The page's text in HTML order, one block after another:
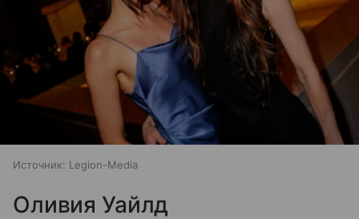
Источник: Legion-Media
Оливия Уайлд